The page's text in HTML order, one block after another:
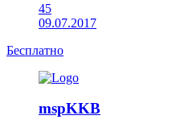
45
09.07.2017
Бесплатно
mspKKB